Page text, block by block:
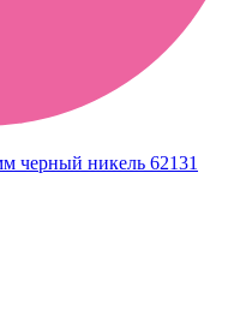
черный никель 62131